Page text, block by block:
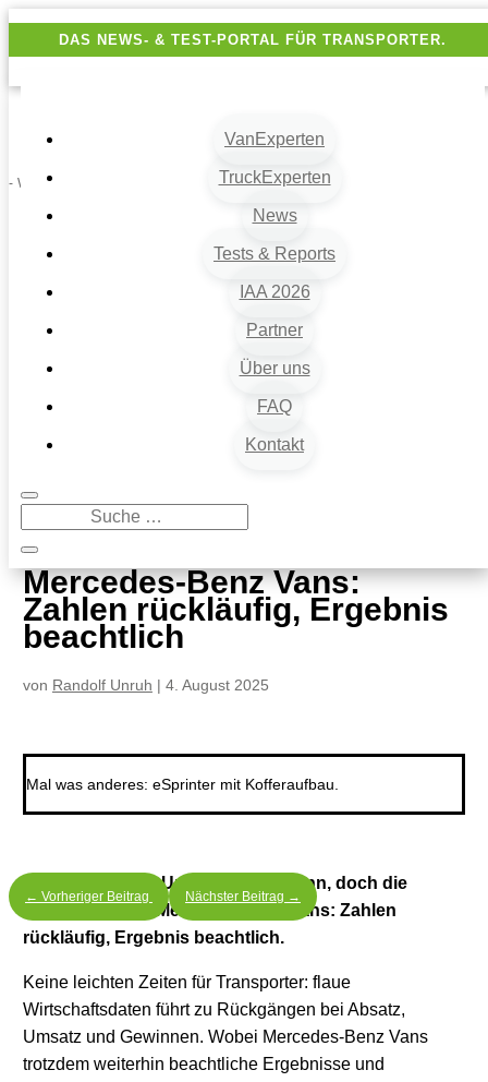
DAS NEWS- & TEST-PORTAL FÜR TRANSPORTER.
VanExperten
TruckExperten
News
Tests & Reports
IAA 2026
Partner
Über uns
FAQ
Kontakt
- Werbung -
9
Mercedes-Benz Vans: Zahlen rückläufig, Ergebnis beachtlich
Mercedes-Benz Vans:
Zahlen rückläufig, Ergebnis
beachtlich
von Randolf Unruh | 4. August 2025
Mal was anderes: eSprinter mit Kofferaufbau.
Weniger Absatz, Umsatz und Gewinn, doch die
Rendite stimmt. Mercedes-Benz Vans: Zahlen
rückläufig, Ergebnis beachtlich.
Keine leichten Zeiten für Transporter: flaue
Wirtschaftsdaten führt zu Rückgängen bei Absatz,
Umsatz und Gewinnen. Wobei Mercedes-Benz Vans
trotzdem weiterhin beachtliche Ergebnisse und
← Vorheriger Beitrag Nächster Beitrag →